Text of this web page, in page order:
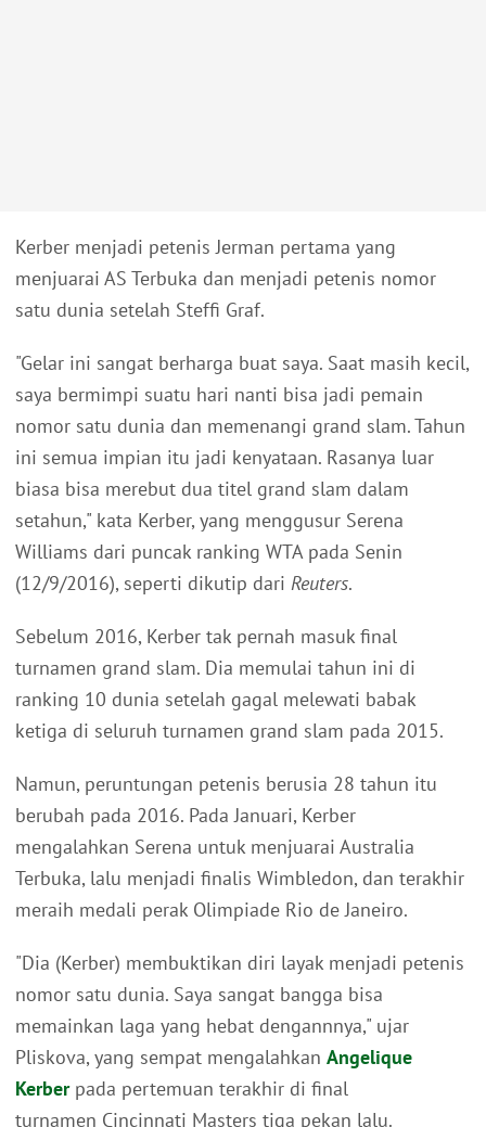
Kerber menjadi petenis Jerman pertama yang
menjuarai AS Terbuka dan menjadi petenis nomor
satu dunia setelah Steffi Graf.
"Gelar ini sangat berharga buat saya. Saat masih kecil,
saya bermimpi suatu hari nanti bisa jadi pemain
nomor satu dunia dan memenangi grand slam. Tahun
ini semua impian itu jadi kenyataan. Rasanya luar
biasa bisa merebut dua titel grand slam dalam
setahun," kata Kerber, yang menggusur Serena
Williams dari puncak ranking WTA pada Senin
(12/9/2016), seperti dikutip dari Reuters.
Sebelum 2016, Kerber tak pernah masuk final
turnamen grand slam. Dia memulai tahun ini di
ranking 10 dunia setelah gagal melewati babak
ketiga di seluruh turnamen grand slam pada 2015.
Namun, peruntungan petenis berusia 28 tahun itu
berubah pada 2016. Pada Januari, Kerber
mengalahkan Serena untuk menjuarai Australia
Terbuka, lalu menjadi finalis Wimbledon, dan terakhir
meraih medali perak Olimpiade Rio de Janeiro.
"Dia (Kerber) membuktikan diri layak menjadi petenis
nomor satu dunia. Saya sangat bangga bisa
memainkan laga yang hebat dengannnya," ujar
Pliskova, yang sempat mengalahkan Angelique
Kerberpada pertemuan terakhir di final
turnamen Cincinnati Masters tiga pekan lalu.